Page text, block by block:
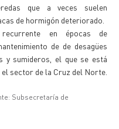
que a veces suelen
de hormigón deteriorado.
en épocas de
de de desagües
y sumideros, el que se está
sector de la Cruz del Norte.
Subsecretaría de